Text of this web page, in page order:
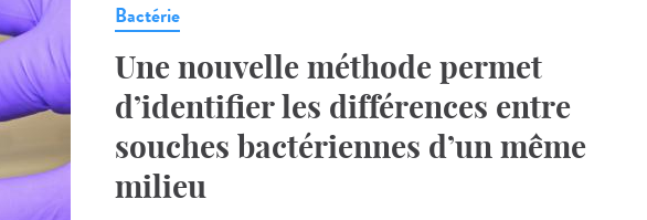
Bactérie
Une nouvelle méthode permet
d’identifier les différences entre
souches bactériennes d’un même
milieu